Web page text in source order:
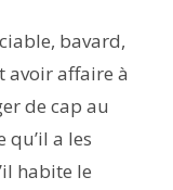
bavard,
avoir affaire à
de cap au
qu’il a les
habite le